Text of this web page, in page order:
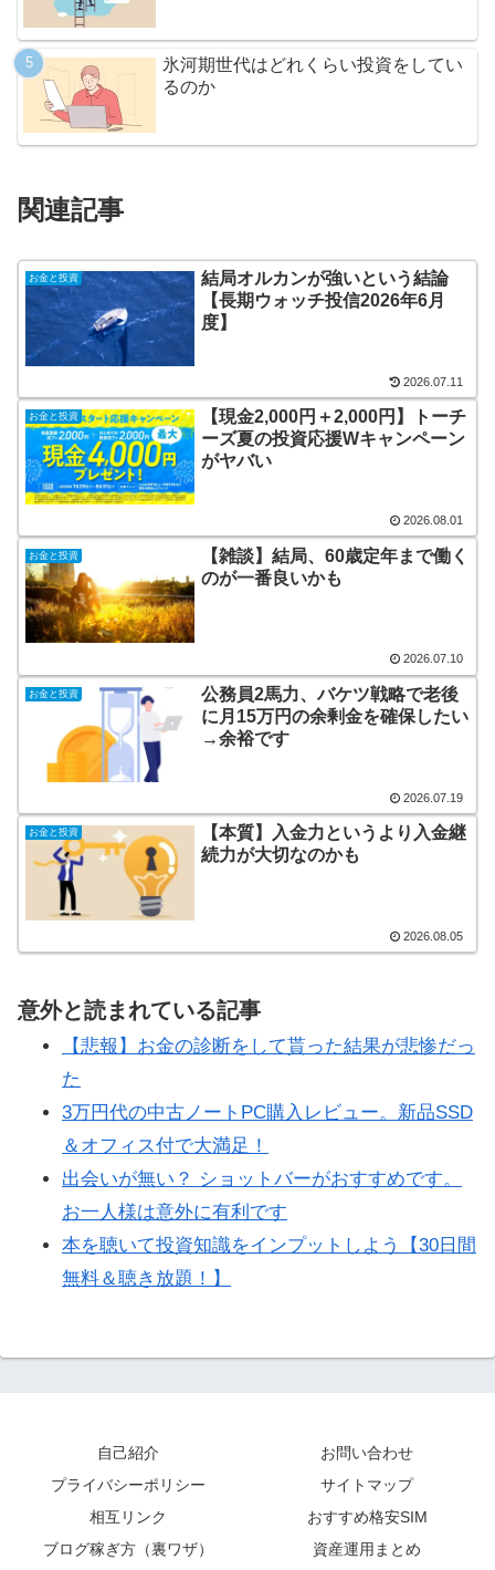
氷河期世代はどれくらい投資をしてい
るのか
関連記事
お金と投資
結局オルカンが強いという結論
【長期ウォッチ投信2026年6月
度】
2026.07.11
お金と投資
【現金2,000円＋2,000円】トーチ
ーズ夏の投資応援Wキャンペーン
がヤバい
2026.08.01
お金と投資
【雑談】結局、60歳定年まで働く
のが一番良いかも
2026.07.10
お金と投資
公務員2馬力、バケツ戦略で老後
に月15万円の余剰金を確保したい
→余裕です
2026.07.19
お金と投資
【本質】入金力というより入金継
続力が大切なのかも
2026.08.05
意外と読まれている記事
【悲報】お金の診断をして貰った結果が悲惨だっ
た
3万円代の中古ノートPC購入レビュー。新品SSD
＆オフィス付で大満足！
出会いが無い？ ショットバーがおすすめです。
お一人様は意外に有利です
本を聴いて投資知識をインプットしよう【30日間
無料＆聴き放題！】
自己紹介
お問い合わせ
プライバシーポリシー
サイトマップ
相互リンク
おすすめ格安SIM
ブログ稼ぎ方（裏ワザ）
資産運用まとめ